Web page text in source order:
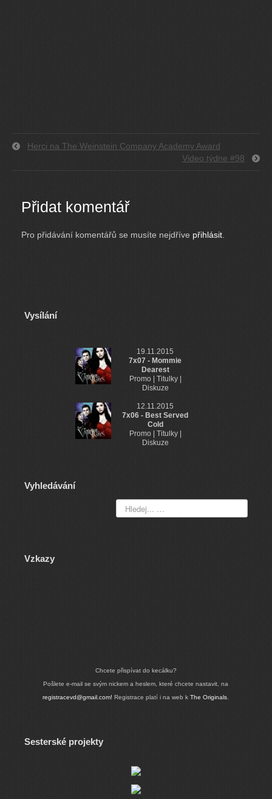
Herci na The Weinstein Company Academy Award
Video týdne #98
Přidat komentář
Pro přidávání komentářů se musíte nejdříve přihlásit
Vysílání
19.11.2015
7x07 - Mommie
Dearest
Promo | Titulky |
Diskuze
12.11.2015
7x06 - Best Served
Cold
Promo | Titulky |
Diskuze
Vyhledávání
Vzkazy
Chcete přispívat do kecálku?
Pošlete e-mail se svým nickem a heslem, které chcete nastavit, na
registracevd@gmail.com! Registrace platí i na web kThe Originals
Sesterské projekty